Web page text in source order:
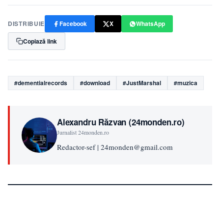
DISTRIBUIE Facebook X
WhatsApp
Copiază link
#dementialrecords #download #JustMarshal #muzica
Alexandru Răzvan (24monden.ro)
Jurnalist 24monden.ro
Redactor-sef | 24monden@gmail.com